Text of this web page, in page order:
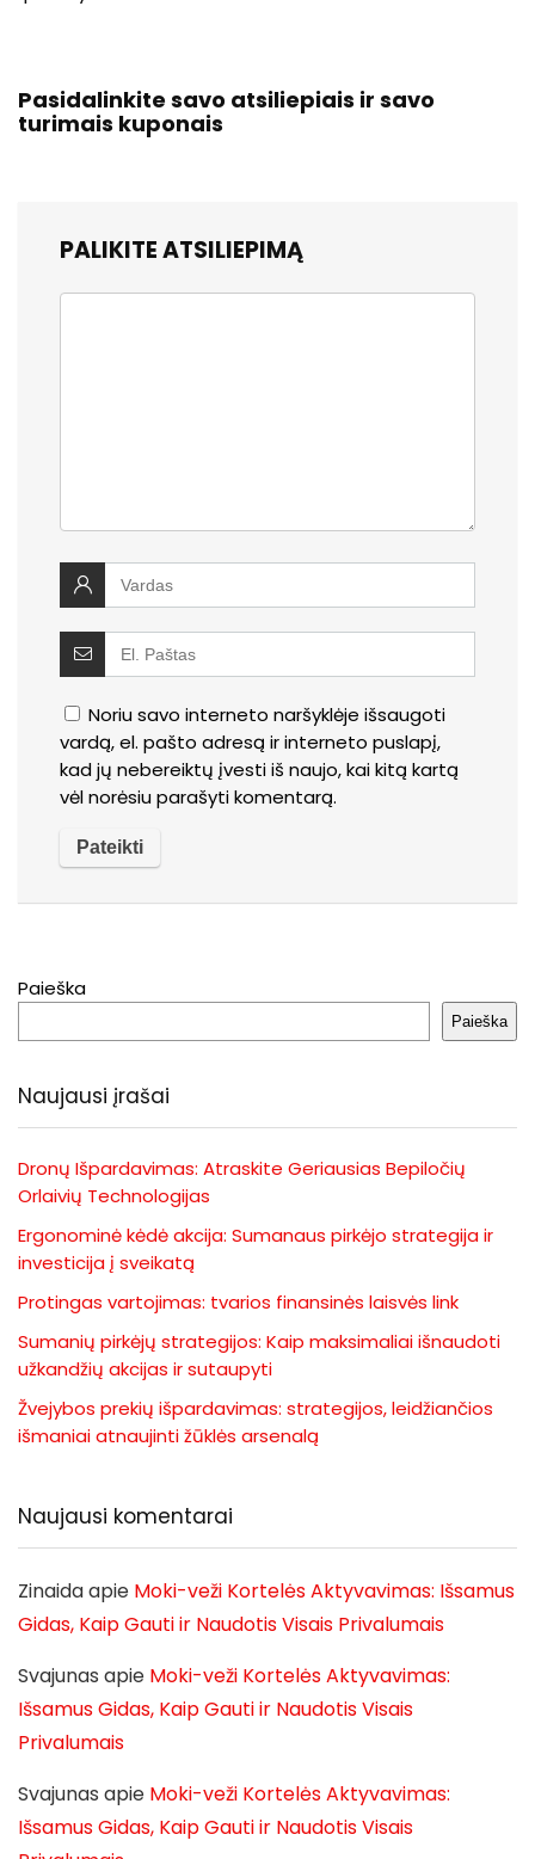
Pasidalinkite savo atsiliepiais ir savo
turimais kuponais
PALIKITE ATSILIEPIMĄ
Noriu savo interneto naršyklėje išsaugoti
vardą, el. pašto adresą ir interneto puslapį,
kad jų nebereiktų įvesti iš naujo, kai kitą kartą
vėl norėsiu parašyti komentarą.
Paieška
Paieška
Naujausi įrašai
Dronų Išpardavimas: Atraskite Geriausias Bepiločių
Orlaivių Technologijas
Ergonominė kėdė akcija: Sumanaus pirkėjo strategija ir
investicija į sveikatą
Protingas vartojimas: tvarios finansinės laisvės link
Sumanių pirkėjų strategijos: Kaip maksimaliai išnaudoti
užkandžių akcijas ir sutaupyti
Žvejybos prekių išpardavimas: strategijos, leidžiančios
išmaniai atnaujinti žūklės arsenalą
Naujausi komentarai
Zinaidaapie Moki-veži Kortelės Aktyvavimas: Išsamus
Gidas, Kaip Gauti ir Naudotis Visais Privalumais
Svajunas apie Moki-veži Kortelės Aktyvavimas:
Išsamus Gidas, Kaip Gauti ir Naudotis Visais
Privalumais
Svajunas apie Moki-veži Kortelės Aktyvavimas:
Išsamus Gidas, Kaip Gauti ir Naudotis Visais